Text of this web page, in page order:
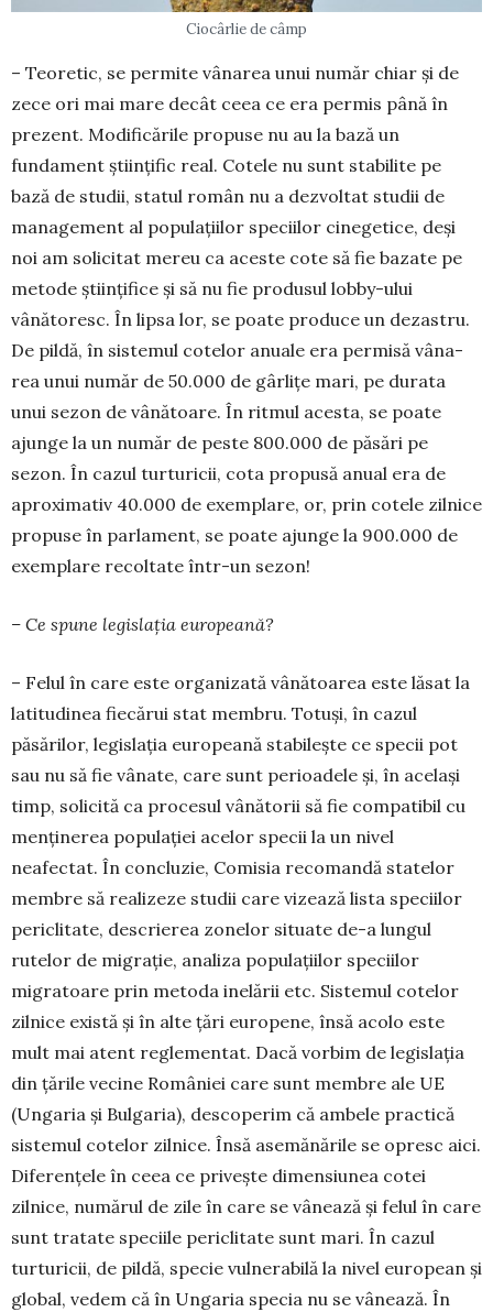
Ciocârlie de câmp
– Teoretic, se per­mite vânarea u­nui nu­măr chiar și de
zece ori mai mare decât ceea ce era per­mis pâ­nă în
pre­zent. Modi­ficările pro­puse nu au la ba­ză un
fundament ști­ințific real. Cotele nu sunt stabilite pe
bază de stu­dii, statul român nu a dezvoltat studii de
ma­na­gement al popula­ții­lor specii­lor cinege­ti­ce, deși
noi am soli­citat me­reu ca aceste cote să fie bazate pe
me­­tode ști­in­ți­fice și să nu fie pro­dusul lobby-ului
vânătoresc. În lip­sa lor, se poate produce un dezastru.
De pil­dă, în siste­mul cotelor anua­le era per­misă vâ­­na­
rea unui nu­­măr de 50.000 de gârlițe mari, pe durata
unui se­zon de vâ­nă­toare. În ritmul acesta, se poate
ajunge la un nu­măr de peste 800.000 de pă­sări pe
sezon. În ca­zul turturicii, cota propusă a­nu­al era de
apro­ximativ 40.000 de exem­plare, or, prin cotele zilnice
propuse în parlament, se poate ajun­ge la 900.000 de
exemplare recoltate într-un sezon!
– Ce spune legislația europeană?
– Felul în care este organizată vânătoarea este lăsat la
latitudinea fiecărui stat membru. Totuși, în cazul
păsărilor, legislația europeană stabilește ce specii pot
sau nu să fie vânate, care sunt perioadele și, în același
timp, solicită ca procesul vânătorii să fie compatibil cu
menținerea populației acelor specii la un nivel
neafectat. În concluzie, Comisia reco­man­dă statelor
membre să realizeze studii care vi­zează lista speciilor
periclitate, descrierea zonelor si­tuate de-a lungul
rutelor de migrație, analiza popu­lațiilor speciilor
migratoare prin metoda inelării etc. Sistemul cotelor
zilnice există și în alte țări euro­pene, însă acolo este
mult mai atent reglementat. Dacă vorbim de legislația
din țările vecine Ro­mâ­niei care sunt membre ale UE
(Ungaria și Bulga­ria), descoperim că ambele practică
sistemul cotelor zilnice. Însă asemănările se opresc aici.
Diferențele în ceea ce privește dimensiunea cotei
zilnice, nu­mă­­rul de zile în care se vânează și felul în care
sunt tra­tate speciile periclitate sunt mari. În cazul
turtu­ricii, de pildă, specie vulnerabilă la nivel european și
global, vedem că în Ungaria specia nu se vânează. În